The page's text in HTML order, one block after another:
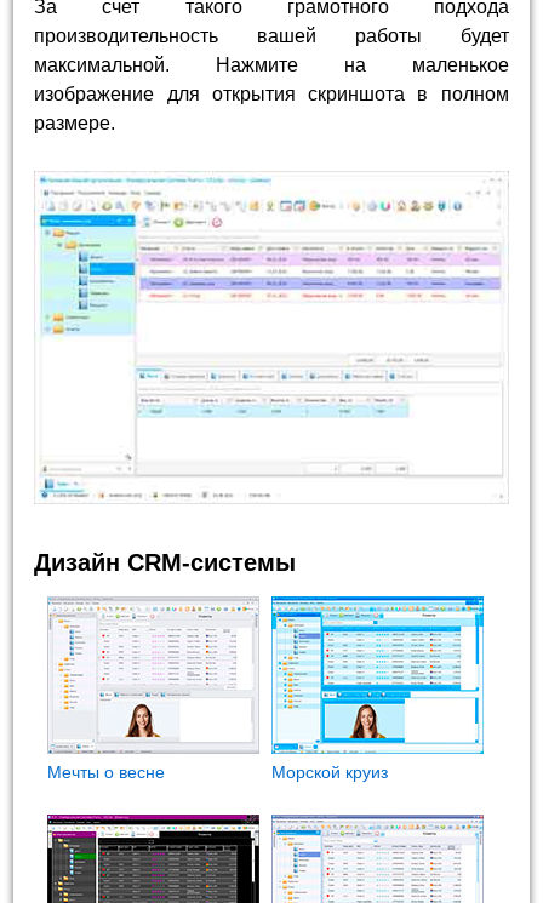
За счет такого грамотного подхода
производительность вашей работы будет
максимальной. Нажмите на маленькое
изображение для открытия скриншота в полном
размере.
Дизайн CRM-системы
Мечты о весне Морской круиз